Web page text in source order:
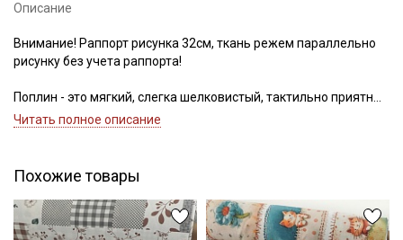
Описание
Внимание! Раппорт рисунка 32см, ткань режем параллельно
рисунку без учета раппорта!
Поплин - это мягкий, слегка шелковистый, тактильно приятный
материал, из 100% хлопковых нитей, матовый на вид, с очень
Поплин достаточно универсальный материал. Прекрасно
подходит для пошива постельного белья, стеганых покрывал
в технике пэчворк, ночных рубашек, пижам, халатов, легкой
одежды (рубашек, блуз, сарафанов, платьев), применяется в
Читать полное описание
Похожие товары